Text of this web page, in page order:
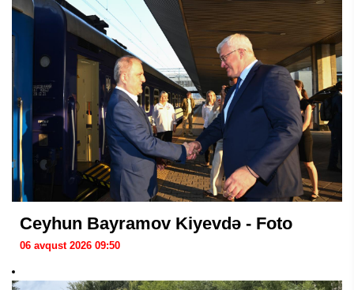
Ceyhun Bayramov Kiyevdə - Foto
06 avqust 2026 09:50